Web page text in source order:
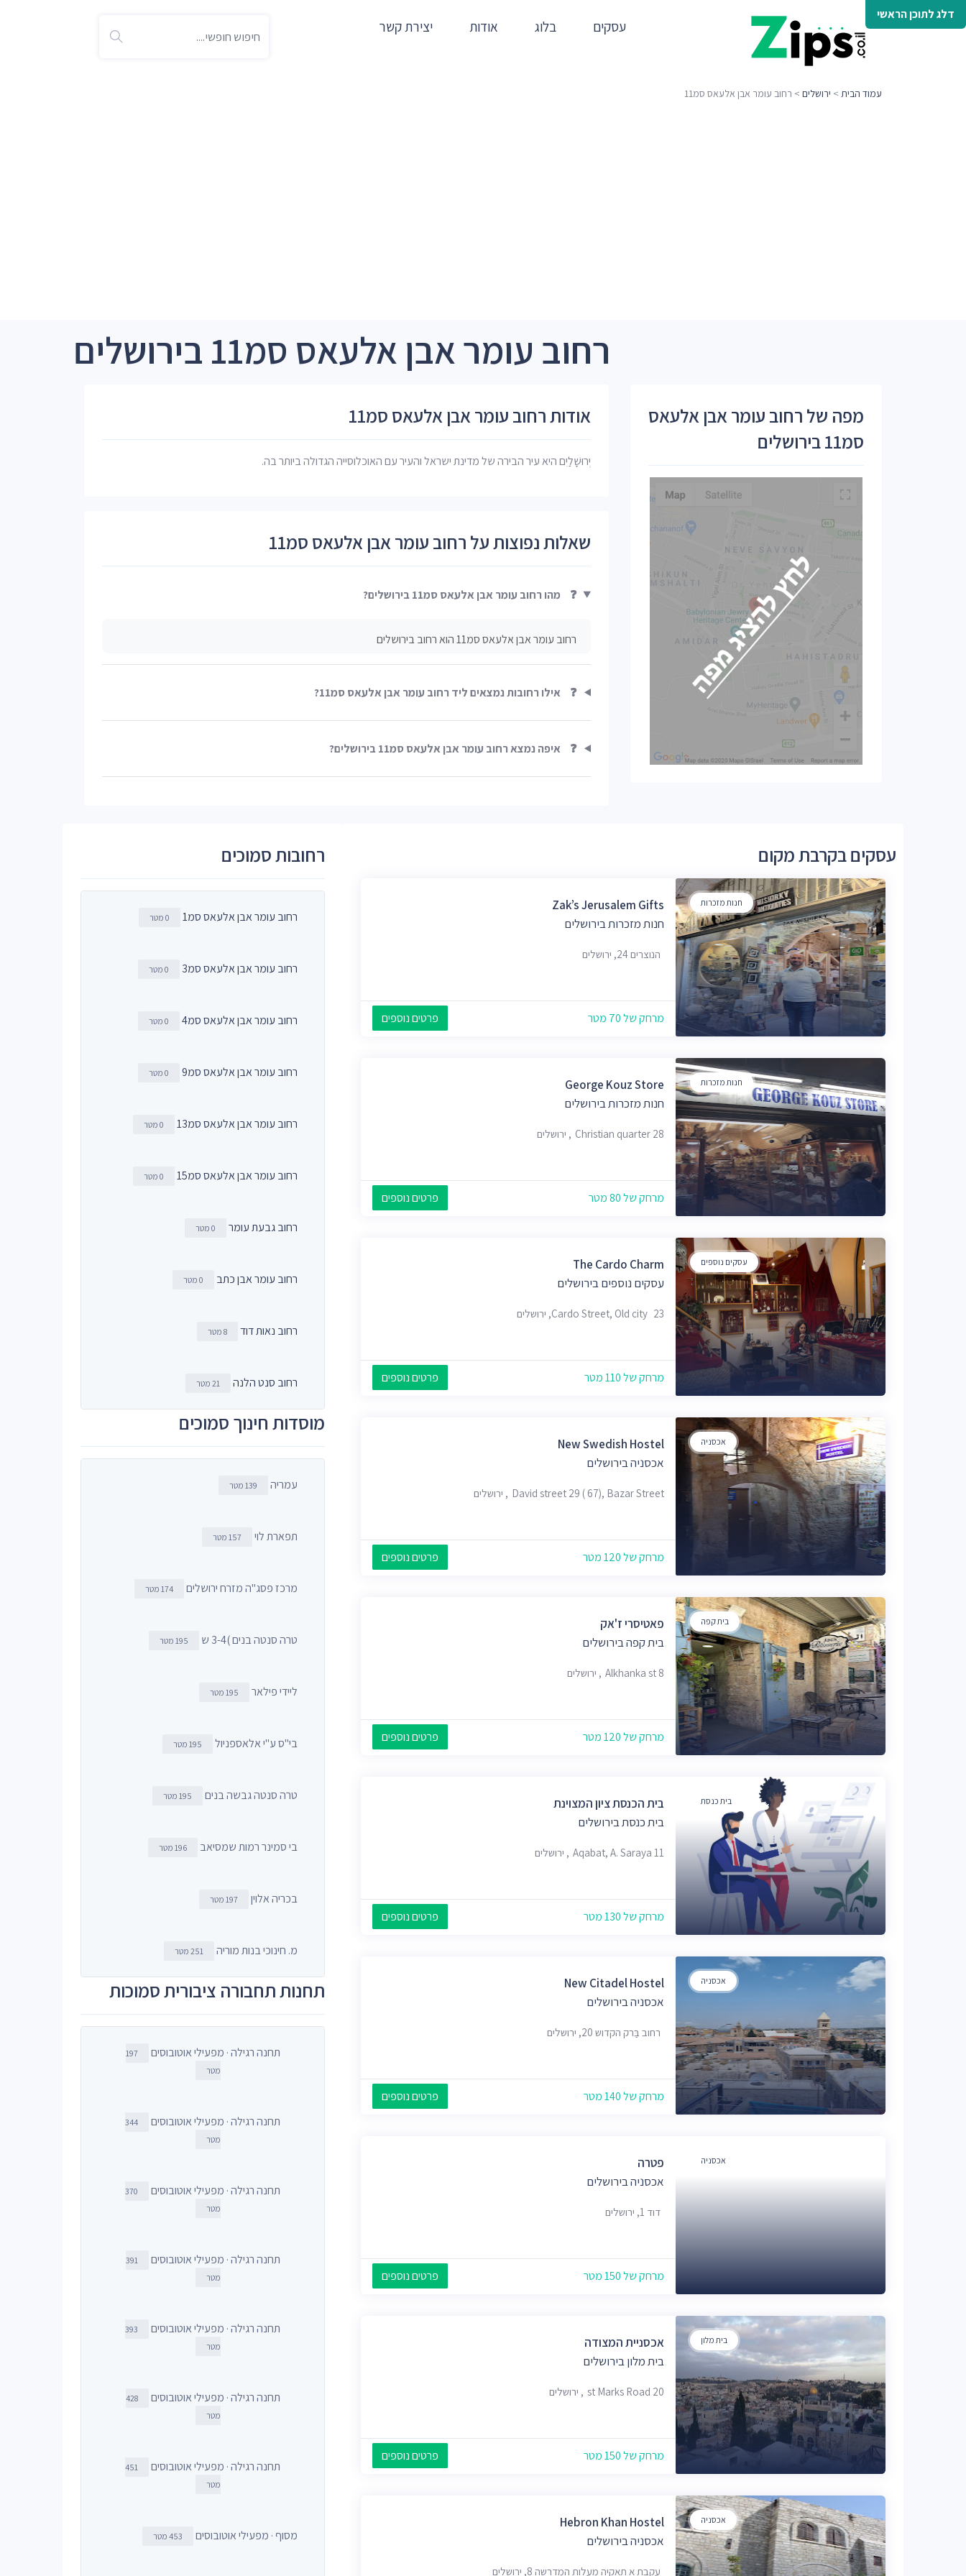
דלג לתוכן הראשי
עסקים בלוג אודות יצירת קשר
עמוד הבית > ירושלים > רחוב עומר אבן אלעאס סמ11
רחוב עומר אבן אלעאס סמ11 בירושלים
אודות רחוב עומר אבן אלעאס סמ11
יְרוּשָׁלַיִם היא עיר הבירה של מדינת ישראל והעיר עם האוכלוסייה הגדולה ביותר בה.
שאלות נפוצות על רחוב עומר אבן אלעאס סמ11
❓ מהו רחוב עומר אבן אלעאס סמ11 בירושלים?
רחוב עומר אבן אלעאס סמ11 הוא רחוב בירושלים
❓ אילו רחובות נמצאים ליד רחוב עומר אבן אלעאס סמ11?
❓ איפה נמצא רחוב עומר אבן אלעאס סמ11 בירושלים?
מפה של רחוב עומר אבן אלעאס
סמ11 בירושלים
עסקים בקרבת מקום
חנות מזכרות
Zak’s Jerusalem Gifts
חנות מזכרות בירושלים
הנוצרים 24, ירושלים
מרחק של 70 מטר פרטים נוספים
חנות מזכרות
George Kouz Store
חנות מזכרות בירושלים
Christian quarter 28, ירושלים
מרחק של 80 מטר פרטים נוספים
עסקים נוספים
The Cardo Charm
עסקים נוספים בירושלים
23 Cardo Street, Old city, ירושלים
מרחק של 110 מטר פרטים נוספים
אכסניה
New Swedish Hostel
אכסניה בירושלים
David street 29 ( 67), Bazar Street, ירושלים
מרחק של 120 מטר פרטים נוספים
בית קפה
פאטיסרי ז'אק
בית קפה בירושלים
Alkhanka st 8, ירושלים
מרחק של 120 מטר פרטים נוספים
בית כנסת
בית הכנסת ציון המצוינת
בית כנסת בירושלים
Aqabat, A. Saraya 11, ירושלים
מרחק של 130 מטר פרטים נוספים
אכסניה
New Citadel Hostel
אכסניה בירושלים
רחוב בַּרק הקדוש 20, ירושלים
מרחק של 140 מטר פרטים נוספים
אכסניה
פטרה
אכסניה בירושלים
דוד 1, ירושלים
מרחק של 150 מטר פרטים נוספים
בית מלון
אכסניית המצודה
בית מלון בירושלים
st Marks Road 20, ירושלים
מרחק של 150 מטר פרטים נוספים
אכסניה
Hebron Khan Hostel
אכסניה בירושלים
עקבת א תאקיה מעלות המדרשה 8, ירושלים
רחובות סמוכים
רחוב עומר אבן אלעאס סמ1 0 מטר
רחוב עומר אבן אלעאס סמ3 0 מטר
רחוב עומר אבן אלעאס סמ4 0 מטר
רחוב עומר אבן אלעאס סמ9 0 מטר
רחוב עומר אבן אלעאס סמ13 0 מטר
רחוב עומר אבן אלעאס סמ15 0 מטר
רחוב גבעת עומר 0 מטר
רחוב עומר אבן כתב 0 מטר
רחוב נאות דוד 8 מטר
רחוב סנט הלנה 21 מטר
מוסדות חינוך סמוכים
עמריה 139 מטר
תפארת לוי 157 מטר
מרכז פסג"ה מזרח ירושלים 174 מטר
טרה סנטה בנים )3-4 ש 195 מטר
ליידי פילאר 195 מטר
בי"ס ע"י אלאספניול 195 מטר
טרה סנטה גבשה בנים 195 מטר
בי סמינר רמות שמסיאב 196 מטר
בכריה אלוין 197 מטר
מ. חינוכי בנות מוריה 251 מטר
תחנות תחבורה ציבורית סמוכות
תחנה רגילה · מפעילי אוטובוסים
197
מטר
תחנה רגילה · מפעילי אוטובוסים
344
מטר
תחנה רגילה · מפעילי אוטובוסים
370
מטר
תחנה רגילה · מפעילי אוטובוסים
391
מטר
תחנה רגילה · מפעילי אוטובוסים
393
מטר
תחנה רגילה · מפעילי אוטובוסים
428
מטר
תחנה רגילה · מפעילי אוטובוסים
451
מטר
מסוף · מפעילי אוטובוסים 453 מטר